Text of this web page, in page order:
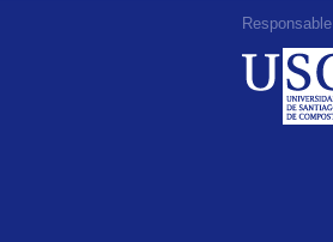
Responsable